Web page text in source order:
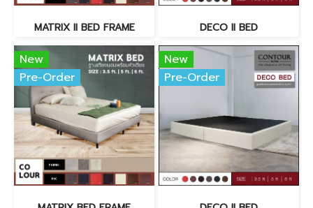
MATRIX II BED FRAME DECO II BED
New
Pre-Order
New
Pre-Order